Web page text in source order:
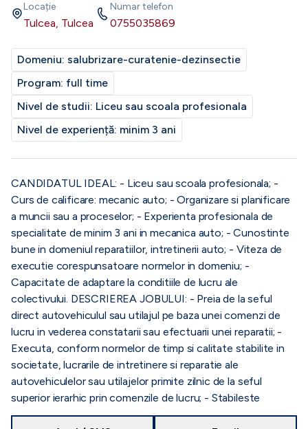
Locație
Tulcea, Tulcea
Numar telefon
0755035869
Domeniu: salubrizare-curatenie-dezinsectie
Program: full time
Nivel de studii: Liceu sau scoala profesionala
Nivel de experiență: minim 3 ani
CANDIDATUL IDEAL: - Liceu sau scoala profesionala; -
Curs de calificare: mecanic auto; - Organizare si planificare
a muncii sau a proceselor; - Experienta profesionala de
specialitate de minim 3 ani in mecanica auto; - Cunostinte
bune in domeniul reparatiilor, intretinerii auto; - Viteza de
executie corespunsatoare normelor in domeniu; -
Capacitate de adaptare la conditiile de lucru ale
colectivului. DESCRIEREA JOBULUI: - Preia de la seful
direct autovehiculul sau utilajul pe baza unei comenzi de
lucru in vederea constatarii sau efectuarii unei reparatii; -
Executa, conform normelor de timp si calitate stabilite in
societate, lucrarile de intretinere si reparatie ale
autovehiculelor sau utilajelor primite zilnic de la seful
superior ierarhic prin comenzile de lucru; - Stabileste
necesarul de piese de schimb si il comunica catre superiorul